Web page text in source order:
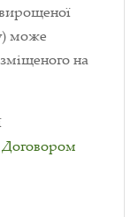
може
на
Договором